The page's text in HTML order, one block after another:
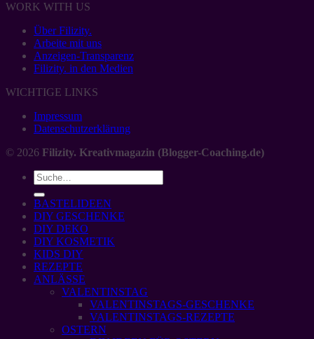
WORK WITH US
Über Filizity.
Arbeite mit uns
Anzeigen-Transparenz
Filizity. in den Medien
WICHTIGE LINKS
Impressum
Datenschutzerklärung
© 2026 Filizity. Kreativmagazin (Blogger-Coaching.de)
BASTELIDEEN
DIY GESCHENKE
DIY DEKO
DIY KOSMETIK
KIDS DIY
REZEPTE
ANLÄSSE
VALENTINSTAG
VALENTINSTAGS-GESCHENKE
VALENTINSTAGS-REZEPTE
OSTERN